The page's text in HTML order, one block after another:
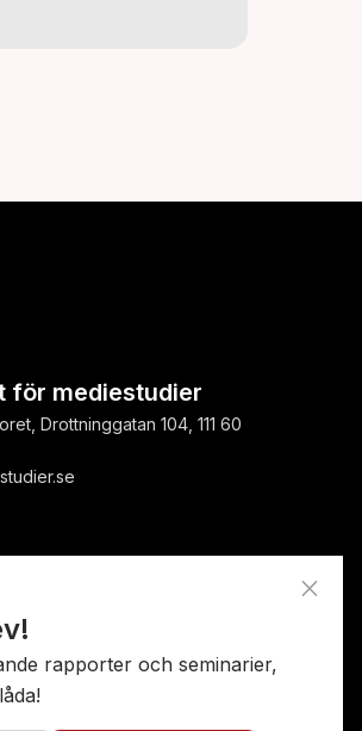
close
rapporter och seminarier,
för mediestudier
Drottninggatan 104, 111 60